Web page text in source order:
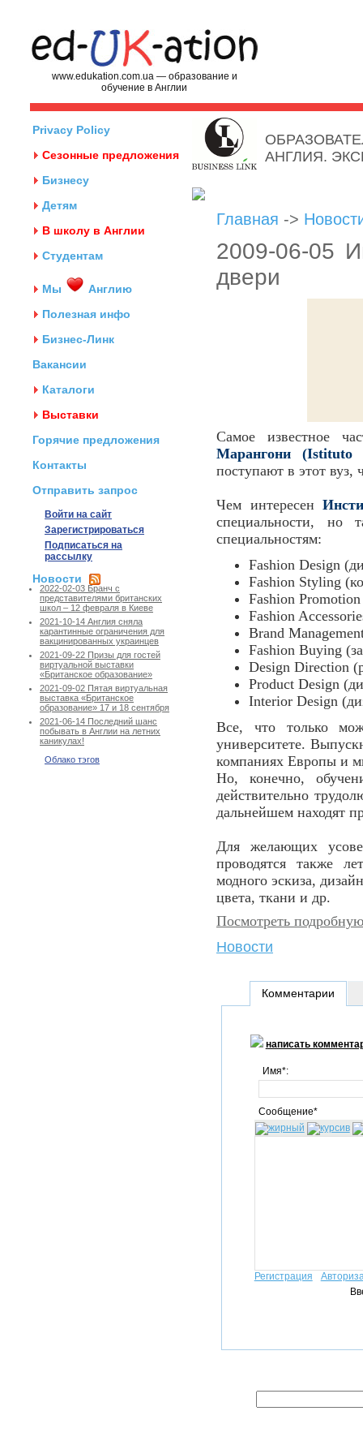
www.edukation.com.ua — образование и
обучение в Англии
Privacy Policy
Сезонные предложения
Бизнесу
Детям
В школу в Англии
Студентам
Мы
Англию
Полезная инфо
Бизнес-Линк
Вакансии
Каталоги
Выставки
Горячие предложения
Контакты
Отправить запрос
Войти на сайт
Зарегистрироваться
Подписаться на
рассылку
Новости
2022-02-03 Бранч с
представителями британских
школ – 12 февраля в Киеве
2021-10-14 Англия сняла
карантинные ограничения для
вакцинированных украинцев
2021-09-22 Призы для гостей
виртуальной выставки
«Британское образование»
2021-09-02 Пятая виртуальная
выставка «Британское
образование» 17 и 18 сентября
2021-06-14 Последний шанс
побывать в Англии на летних
каникулах!
Облако тэгов
АНГЛИЯ.
Главная ->
2009-06-05
двери
Самое известное
Марангони (Istituto
поступают в этот вуз,
Чем интересен
специальности, но
специальностям:
Fashion Design
Fashion Styling
Fashion
Fashion
Brand
Fashion Buying
Design Direction
Product Design
Interior Design
Все, что только
университете.
компаниях Европы и
Но, конечно,
действительно
дальнейшем находят
Для желающих
проводятся также
модного эскиза,
цвета, ткани и др.
Посмотреть
Новости
Комментарии
написать
Имя*:
Сообщение*
Регистрация